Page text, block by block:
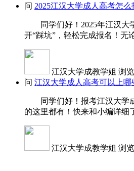
问 2025江汉大学成人高考怎
同学们好！2025年江汉大学
开“踩坑”，轻松完成报名！无
江汉大学成教学姐 浏
问 江汉大学成人高考可以上哪
同学们好！报考江汉大学成
的这里都有！快来和小编详细
江汉大学成教学姐 浏